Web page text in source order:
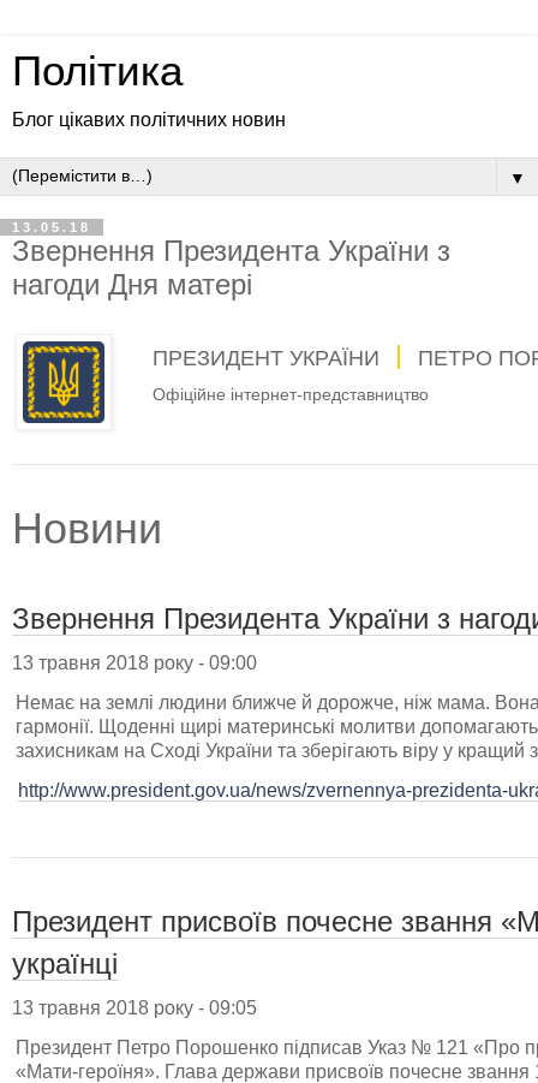
Політика
Блог цікавих політичних новин
▼
13.05.18
Звернення Президента України з
нагоди Дня матері
ПРЕЗИДЕНТ УКРАЇНИ ПЕТРО
Офіційне інтернет-представництво
Новини
Звернення Президента України з
13 травня 2018 року - 09:00
Немає на землі людини ближче й дорожче, ніж мама.
гармонії. Щоденні щирі материнські молитви
захисникам на Сході України та зберігають віру у кращий
http://www.president.gov.ua/news/zvernennya-prezidenta-
Президент присвоїв почесне звання
українці
13 травня 2018 року - 09:05
Президент Петро Порошенко підписав Указ № 121 «Про
«Мати-героїня». Глава держави присвоїв почесне звання